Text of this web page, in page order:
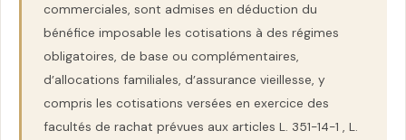
commerciales, sont admises en déduction du
bénéfice imposable les cotisations à des régimes
obligatoires, de base ou complémentaires,
d’allocations familiales, d’assurance vieillesse, y
compris les cotisations versées en exercice des
facultés de rachat prévues aux articles L. 351-14-1 , L.